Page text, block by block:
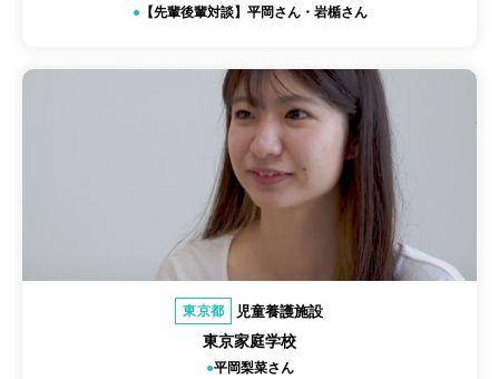
【先輩後輩対談】平岡さん・岩楯さん
東京都 児童養護施設
東京家庭学校
平岡梨菜さん